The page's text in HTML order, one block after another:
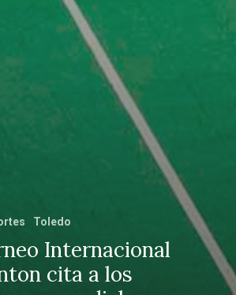
Toledo
Internacional
cita a los